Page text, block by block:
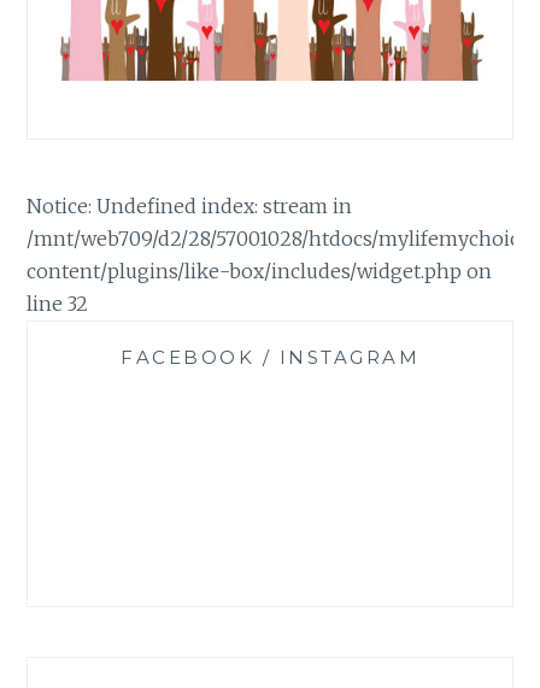
Notice: Undefined index: stream in
/mnt/web709/d2/28/57001028/htdocs/
content/plugins/like-box/includes/widget.php on
line 32
FACEBOOK / INSTAGRAM